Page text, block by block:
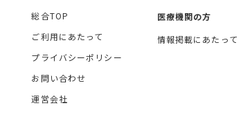
総合TOP
ご利用にあたって
プライバシーポリシー
お問い合わせ
運営会社
医療機関の方
情報掲載にあたって